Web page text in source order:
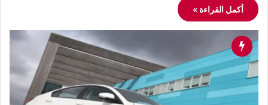
أكمل القراءة »